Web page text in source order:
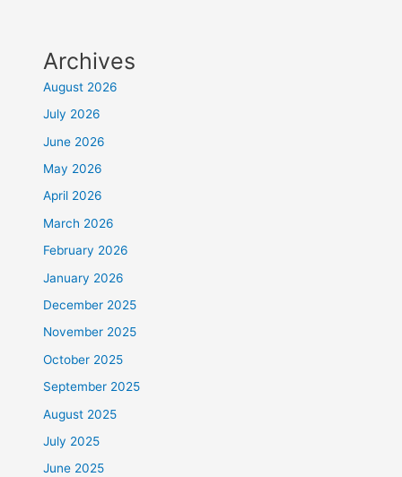
Archives
August 2026
July 2026
June 2026
May 2026
April 2026
March 2026
February 2026
January 2026
December 2025
November 2025
October 2025
September 2025
August 2025
July 2025
June 2025